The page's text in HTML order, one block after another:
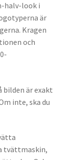
halv-look i
är
Kragen
och
bilden är exakt
inte, ska du
tvättmaskin,